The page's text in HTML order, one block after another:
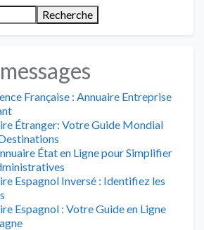
Recherche
Française : Annuaire Entreprise
Étranger: Votre Guide Mondial
État en Ligne pour Simplifier
Espagnol Inversé : Identifiez les
Espagnol : Votre Guide en Ligne